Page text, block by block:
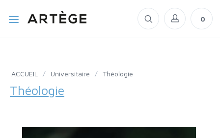
0
ACCUEIL / Universitaire / Théologie
Théologie